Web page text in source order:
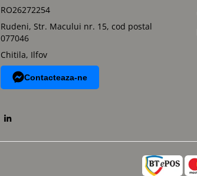
RO26272254
Rudeni, Str. Macului nr. 15, cod postal
077046
Chitila, Ilfov
Contacteaza-ne